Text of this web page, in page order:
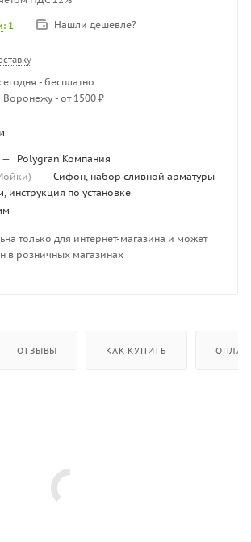
: 1 Нашли дешевле?
- бесплатно
Воронежу - от 1500 ₽
—
Polygran Компания
— Сифон, набор сливной арматуры
инструкция по установке
только для интернет-магазина и может
в розничных магазинах
ОТЗЫВЫ КАК КУПИТЬ